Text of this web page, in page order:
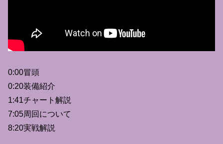
0:00冒頭
0:20装備紹介
1:41チャート解説
7:05周回について
8:20実戦解説